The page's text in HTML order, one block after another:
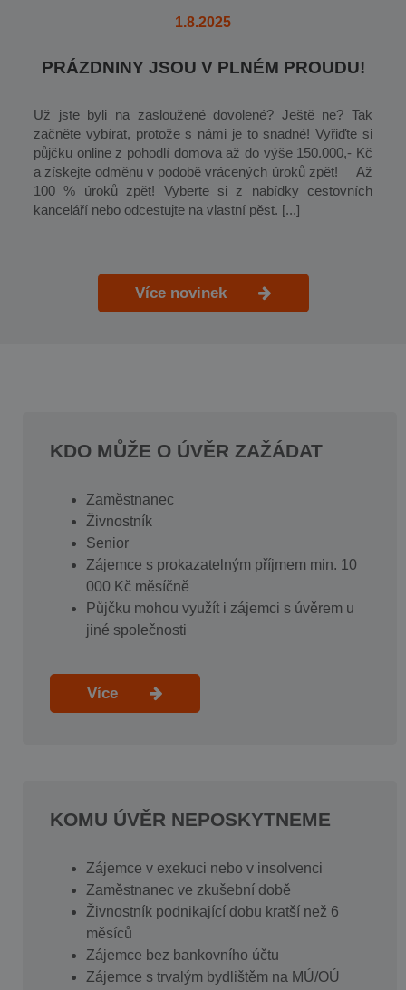
1.8.2025
PRÁZDNINY JSOU V PLNÉM PROUDU!
Už jste byli na zasloužené dovolené? Ještě ne? Tak
začněte vybírat, protože s námi je to snadné! Vyřiďte si
půjčku online z pohodlí domova až do výše 150.000,- Kč
a získejte odměnu v podobě vrácených úroků zpět! Až
100 % úroků zpět! Vyberte si z nabídky cestovních
kanceláří nebo odcestujte na vlastní pěst. [...]
Více novinek
KDO MŮŽE O ÚVĚR ZAŽÁDAT
Zaměstnanec
Živnostník
Senior
Zájemce s prokazatelným příjmem min. 10
000 Kč měsíčně
Půjčku mohou využít i zájemci s úvěrem u
jiné společnosti
Více
KOMU ÚVĚR NEPOSKYTNEME
Zájemce v exekuci nebo v insolvenci
Zaměstnanec ve zkušební době
Živnostník podnikající dobu kratší než 6
měsíců
Zájemce bez bankovního účtu
Zájemce s trvalým bydlištěm na MÚ/OÚ